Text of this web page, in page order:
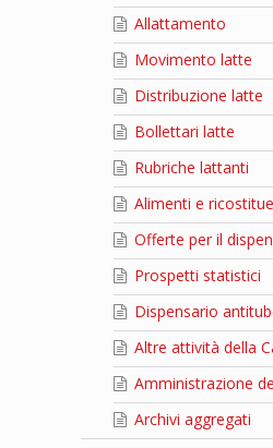
Allattamento
Movimento latte
Distribuzione latte
Bollettari latte
Rubriche lattanti
Alimenti e
Offerte per il
Prospetti statistici
Dispensario
Altre attività della
Amministrazione
Archivi aggregati